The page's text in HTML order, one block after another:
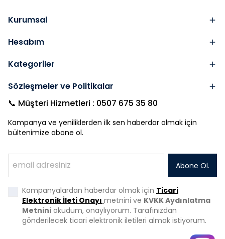
Kurumsal
Hesabım
Kategoriler
Sözleşmeler ve Politikalar
📞 Müşteri Hizmetleri : 0507 675 35 80
Kampanya ve yeniliklerden ilk sen haberdar olmak için
bültenimize abone ol.
Abone Ol.
Kampanyalardan haberdar olmak için Ticari
Elektronik İleti Onayı metnini ve KVKK Aydınlatma
Metnini okudum, onaylıyorum. Tarafınızdan
gönderilecek ticari elektronik iletileri almak istiyorum.